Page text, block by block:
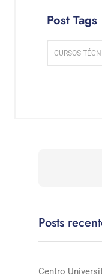
Post Tags
CURSOS
Posts
Centro